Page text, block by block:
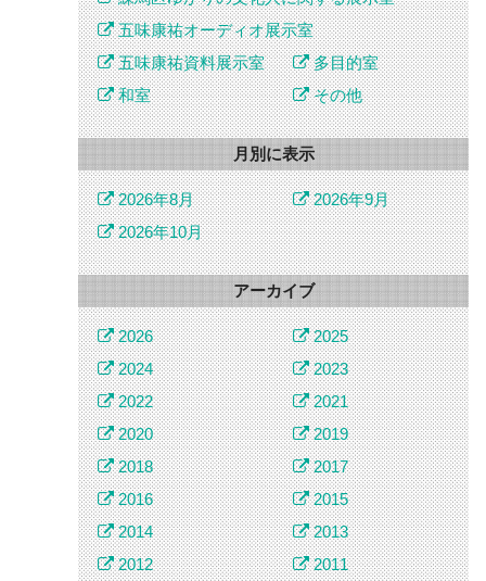
五味康祐オーディオ展示室
五味康祐資料展示室
多目的室
和室
その他
月別に表示
2026年8月
2026年9月
2026年10月
アーカイブ
2026
2025
2024
2023
2022
2021
2020
2019
2018
2017
2016
2015
2014
2013
2012
2011